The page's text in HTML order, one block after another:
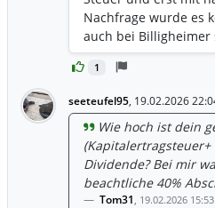
1
Nachfrage wurde es
auch bei Billigheimer
seeteufel95, 19.02.2026
Wie hoch ist dein
Dividende? Bei mir
beachtliche 40%
Tom31, 19.02.2026